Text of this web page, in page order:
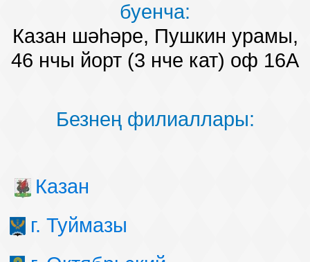
буенча:
Казан шәһәре, Пушкин урамы,
46 нчы йорт (3 нче кат) оф 16А
Безнең филиаллары:
Казан
г. Туймазы